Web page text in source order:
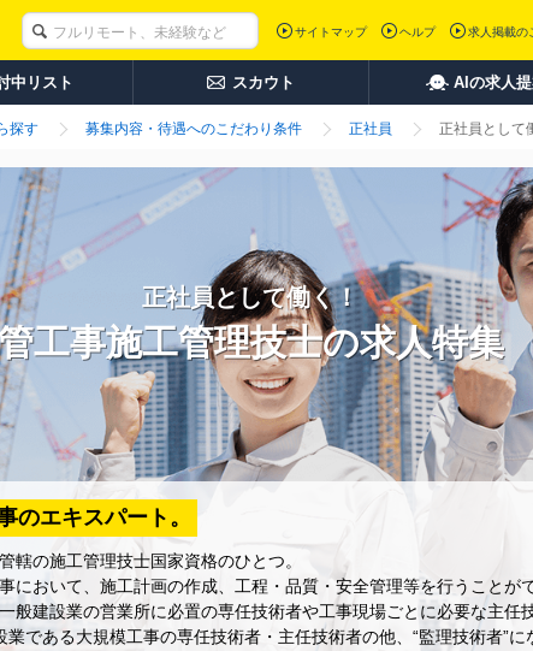
サイトマップ ヘルプ 求人掲載の
中リスト スカウト AIの求人
探す 募集内容・待遇へのこだわり条件 正社員 正社員として
正社員として働く！
工事施工管理技士の求人特集
のエキスパート。
轄の施工管理技士国家資格のひとつ。
において、施工計画の作成、工程・品質・安全管理等を行うことが
般建設業の営業所に必置の専任技術者や工事現場ごとに必要な主任
である大規模工事の専任技術者・主任技術者の他、“監理技術者”に